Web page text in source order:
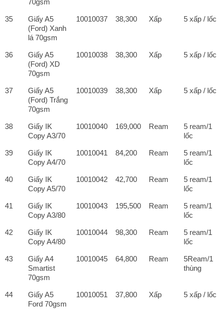
70gsm
35
Giấy A5
(Ford) Xanh
lá 70gsm
10010037 38,300 Xấp 5 xấp / lốc
36
Giấy A5
(Ford) XD
70gsm
10010038 38,300 Xấp 5 xấp / lốc
37
Giấy A5
(Ford) Trắng
70gsm
10010039 38,300 Xấp 5 xấp / lốc
38
Giấy IK
Copy A3/70
10010040 169,000 Ream
5 ream/1
lốc
39
Giấy IK
Copy A4/70
10010041 84,200 Ream
5 ream/1
lốc
40
Giấy IK
Copy A5/70
10010042 42,700 Ream
5 ream/1
lốc
41
Giấy IK
Copy A3/80
10010043 195,500 Ream
5 ream/1
lốc
42
Giấy IK
Copy A4/80
10010044 98,300 Ream
5 ream/1
lốc
43
Giấy A4
Smartist
70gsm
10010045 64,800 Ream
5Ream/1
thùng
44
Giấy A5
Ford 70gsm
10010051 37,800 Xấp 5 xấp / lốc